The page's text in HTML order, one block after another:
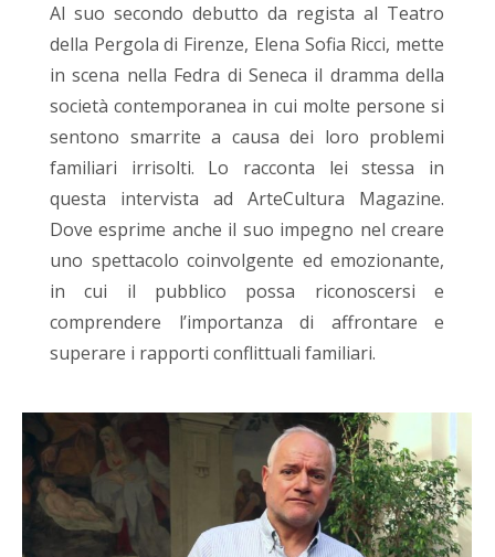
Al suo secondo debutto da regista al Teatro
della Pergola di Firenze, Elena Sofia Ricci, mette
in scena nella Fedra di Seneca il dramma della
società contemporanea in cui molte persone si
sentono smarrite a causa dei loro problemi
familiari irrisolti. Lo racconta lei stessa in
questa intervista ad ArteCultura Magazine.
Dove esprime anche il suo impegno nel creare
uno spettacolo coinvolgente ed emozionante,
in cui il pubblico possa riconoscersi e
comprendere l’importanza di affrontare e
superare i rapporti conflittuali familiari.